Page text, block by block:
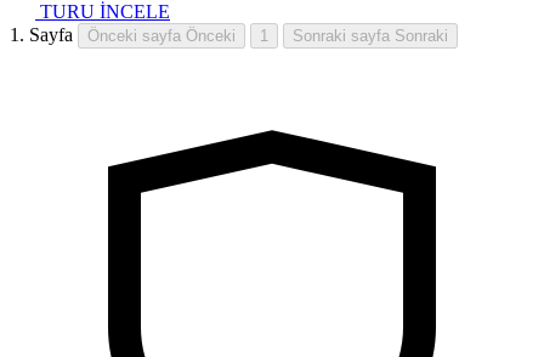
TURU İNCELE
1. Sayfa
Önceki sayfa Önceki 1 Sonraki sayfa Sonraki